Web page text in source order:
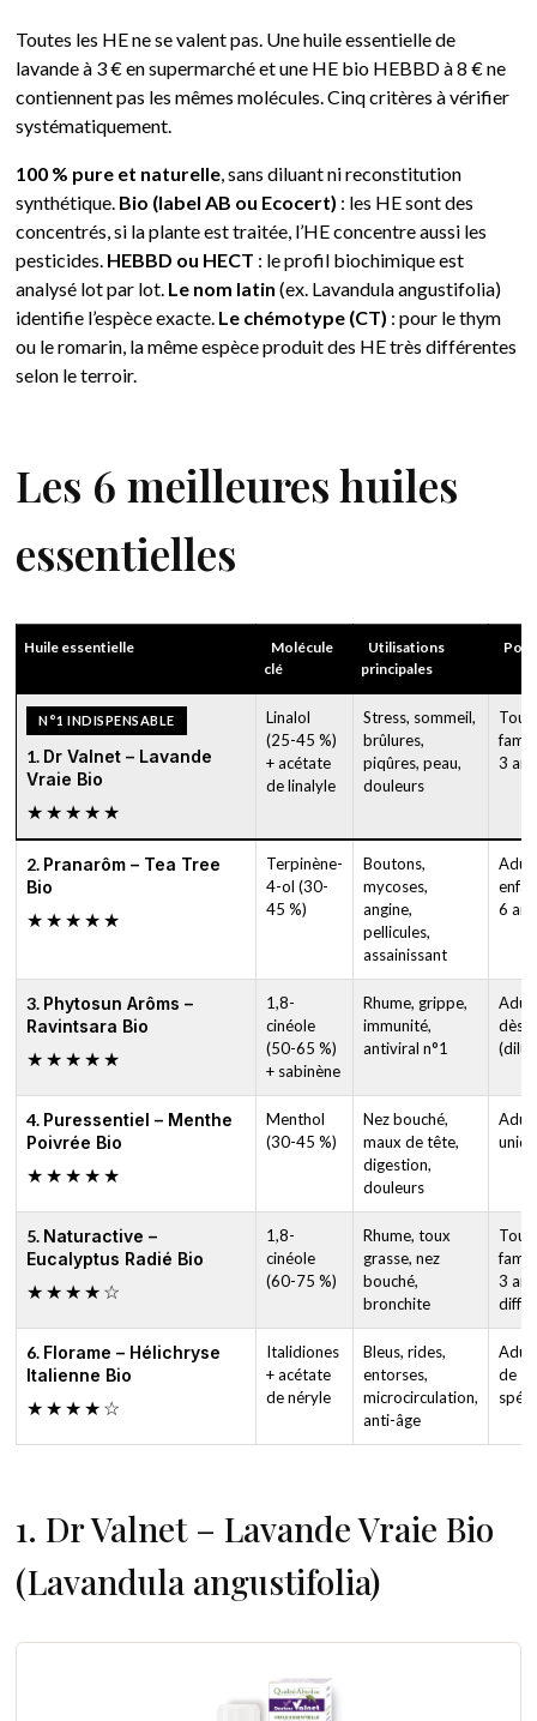
Toutes les HE ne se valent pas. Une huile essentielle de
lavande à 3 € en supermarché et une HE bio HEBBD à 8 € ne
contiennent pas les mêmes molécules. Cinq critères à vérifier
systématiquement.
100 % pure et naturelle, sans diluant ni reconstitution
synthétique. Bio (label AB ou Ecocert) : les HE sont des
concentrés, si la plante est traitée, l’HE concentre aussi les
pesticides. HEBBD ou HECT : le profil biochimique est
analysé lot par lot. Le nom latin (ex. Lavandula angustifolia)
identifie l’espèce exacte. Le chémotype (CT) : pour le thym
ou le romarin, la même espèce produit des HE très différentes
selon le terroir.
Les 6 meilleures huiles
essentielles
Huile essentielle
Molécule
clé
Utilisations
principales
N°1 INDISPENSABLE
1. Dr Valnet – Lavande
Vraie Bio
★★★★★
Linalol
(25-45 %)
+ acétate
de linalyle
Stress, sommeil,
brûlures,
piqûres, peau,
douleurs
3
2. Pranarôm – Tea Tree
Bio
★★★★★
Terpinène-
4-ol (30-
45 %)
Boutons,
mycoses,
angine,
pellicules,
assainissant
6 ans
3. Phytosun Arôms –
Ravintsara Bio
★★★★★
1,8-
cinéole
(50-65 %)
+ sabinène
Rhume, grippe,
immunité,
antiviral n°1
dès
4. Puressentiel – Menthe
Poivrée Bio
★★★★★
Menthol
(30-45 %)
Nez bouché,
maux de tête,
digestion,
douleurs
5. Naturactive –
Eucalyptus Radié Bio
★★★★☆
1,8-
cinéole
(60-75 %)
Rhume, toux
grasse, nez
bouché,
bronchite
3 ans
6. Florame – Hélichryse
Italienne Bio
★★★★☆
Italidiones
+ acétate
de néryle
Bleus, rides,
entorses,
microcirculation,
anti-âge
de
1. Dr Valnet – Lavande Vraie Bio
(Lavandula angustifolia)